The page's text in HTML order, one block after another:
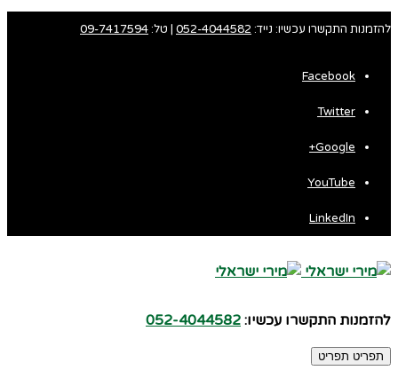
להזמנות התקשרו עכשיו: נייד: 052-4044582 | טל:09-7417594
Facebook
Twitter
Google+
YouTube
LinkedIn
להזמנות התקשרו עכשיו: 052-4044582
תפריט תפריט